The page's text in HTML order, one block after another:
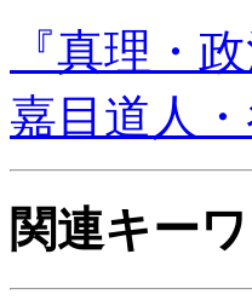
『真理・
嘉目道人
関連キー